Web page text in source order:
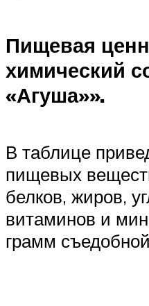
Пищевая
химический
«Агуша»».
В таблице
пищевых
белков, жиров,
витаминов и
грамм